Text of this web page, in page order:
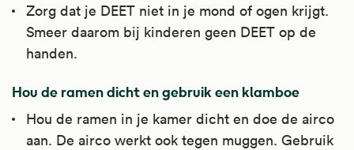
Zorg dat je DEET niet in je mond of ogen krijgt.
Smeer daarom bij kinderen geen DEET op de
handen.
Hou de ramen dicht en gebruik een klamboe
Hou de ramen in je kamer dicht en doe de airco
aan. De airco werkt ook tegen muggen. Gebruik